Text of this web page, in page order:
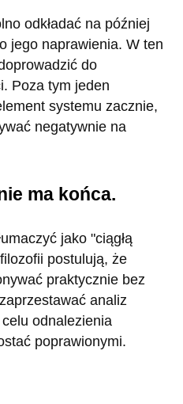
odkładać na później
jego naprawienia. W ten
do
Poza tym jeden
systemu zacznie,
negatywnie na
ma końca.
jako "ciągłą
postulują, że
praktycznie bez
analiz
odnalezienia
poprawionymi.